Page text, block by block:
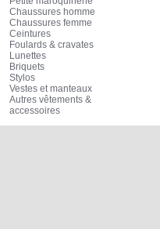
Chaussures homme
Chaussures femme
Ceintures
Foulards & cravates
Lunettes
Briquets
Stylos
Vestes et manteaux
Autres vêtements &
accessoires